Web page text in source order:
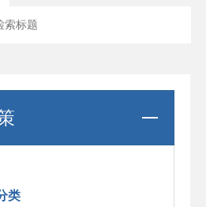
类